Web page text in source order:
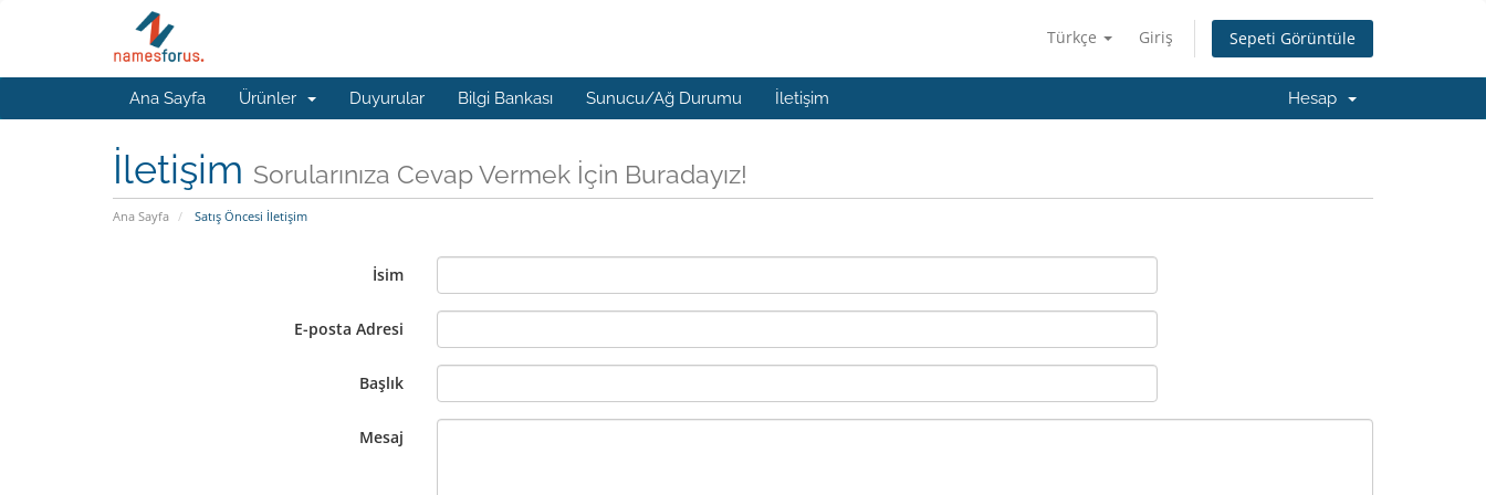
Türkçe Giriş Sepeti Görüntüle
Ana Sayfa Ürünler Duyurular Bilgi Bankası Sunucu/Ağ Durumu İletişim Hesap
İletişim Sorularınıza Cevap Vermek İçin Buradayız!
Ana Sayfa Satış Öncesi İletişim
İsim
E-posta Adresi
Başlık
Mesaj